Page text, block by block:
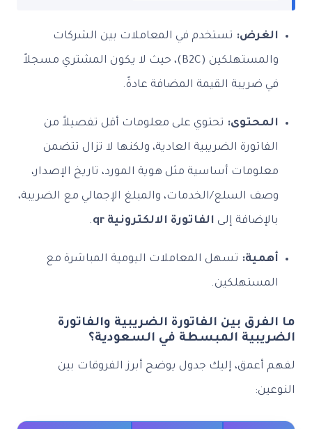
الغرض: تستخدم في المعاملات بين الشركات
والمستهلكين (B2C)، حيث لا يكون المشتري مسجلاً
في ضريبة القيمة المضافة عادةً.
المحتوى: تحتوي على معلومات أقل تفصيلاً من
الفاتورة الضريبية العادية، ولكنها لا تزال تتضمن
معلومات أساسية مثل هوية المورد، تاريخ الإصدار،
وصف السلع/الخدمات، والمبلغ الإجمالي مع الضريبة،
بالإضافة إلى الفاتورة الالكترونية qr .
أهمية: تسهل المعاملات اليومية المباشرة مع
المستهلكين.
ما الفرق بين الفاتورة الضريبية والفاتورة
الضريبية المبسطة في السعودية؟
لفهم أعمق، إليك جدول يوضح أبرز الفروقات بين
النوعين: